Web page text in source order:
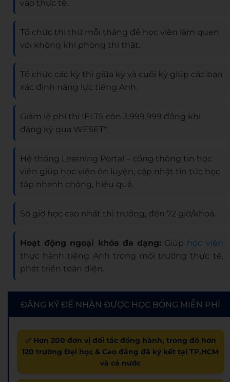
vào thực tế.
Tổ chức thi thử mỗi tháng để học viên làm quen
với không khí phòng thi thật.
Tổ chức các kỳ thi giữa kỳ và cuối kỳ giúp các bạn
xác định năng lực tiếng Anh.
Giảm lệ phí thi IELTS còn 3.999.999 đồng khi
đăng ký qua WESET*.
Hệ thống Learning Portal – cổng thông tin học
viên giúp học viện ôn luyện, cập nhật tin tức học
tập nhanh chóng, hiệu quả.
Số giờ học cao nhất thị trường, đến 72 giờ/khoá.
Hoạt động ngoại khóa đa dạng: Giúp học viên
thực hành tiếng Anh trong môi trường thực tế,
phát triển toàn diện.
ĐĂNG KÝ ĐỂ NHẬN ĐƯỢC HỌC BỔNG MIỄN PHÍ
✅ Hơn 200 đơn vị đối tác đồng hành, trong đó hơn
120 trường Đại học & Cao đẳng đã ký kết tại TP.HCM
và cả nước